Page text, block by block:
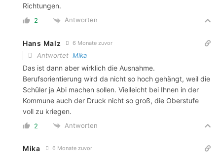
Richtungen.
2 Antworten
Hans Malz 6 Monate zuvor
Antwortet Mika
Das ist dann aber wirklich die Ausnahme.
Berufsorientierung wird da nicht so hoch gehängt, weil die
Schüler ja Abi machen sollen. Vielleicht bei Ihnen in der
Kommune auch der Druck nicht so groß, die Oberstufe
voll zu kriegen.
2 Antworten
Mika 6 Monate zuvor